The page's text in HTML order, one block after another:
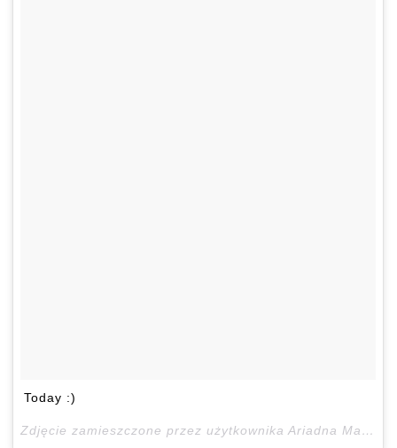
Today :)
Zdjęcie zamieszczone przez użytkownika Ariadna Majewska (@ari_maj)